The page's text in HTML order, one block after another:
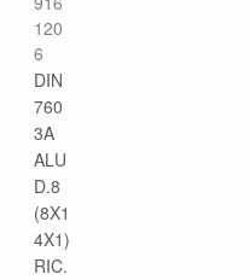
120
6
DIN
760
3A
ALU
D.8
(8X1
4X1)
RIC.